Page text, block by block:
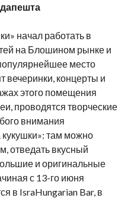
начал работать в
на Блошином рынке и
место
вечеринки, концерты и
этого помещения
проводятся творческие
внимания
там можно
отведать вкусный
и оригинальные
с 13-го июня
в IsraHungarian Bar, в